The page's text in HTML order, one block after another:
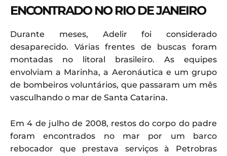
ENCONTRADO NO RIO DE JANEIRO
Durante meses, Adelir foi considerado
desaparecido. Várias frentes de buscas foram
montadas no litoral brasileiro. As equipes
envolviam a Marinha, a Aeronáutica e um grupo
de bombeiros voluntários, que passaram um mês
vasculhando o mar de Santa Catarina.
Em 4 de julho de 2008, restos do corpo do padre
foram encontrados no mar por um barco
rebocador que prestava serviços à Petrobras